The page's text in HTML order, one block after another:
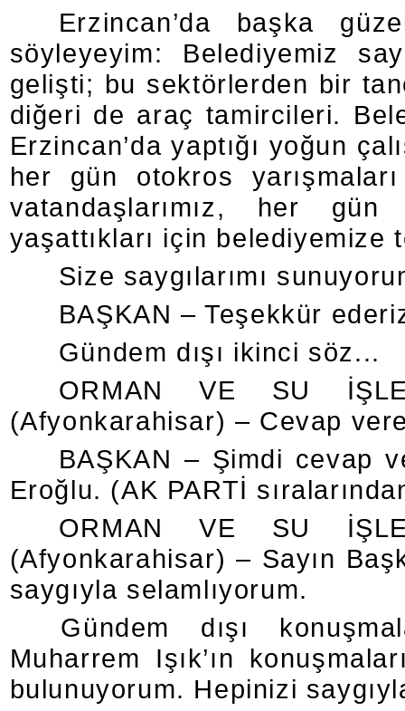
Erzincan’da başka
söyleyeyim: Belediyemiz
gelişti; bu sektörlerden bir
diğeri de araç tamircileri.
Erzincan’da yaptığı yoğun
her gün otokros
vatandaşlarımız, her
yaşattıkları için belediyemize
Size saygılarımı
BAŞKAN – Teşekkür
Gündem dışı ikinci söz...
ORMAN VE SU
(Afyonkarahisar) – Cevap
BAŞKAN – Şimdi cevap
Eroğlu. (AK PARTİ
ORMAN VE SU
(Afyonkarahisar) – Sayın
saygıyla selamlıyorum.
Gündem dışı
Muharrem Işık’ın
bulunuyorum. Hepinizi